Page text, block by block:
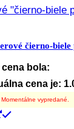
čierno-biele
bola:
cena je:
Momentálne vypredané.